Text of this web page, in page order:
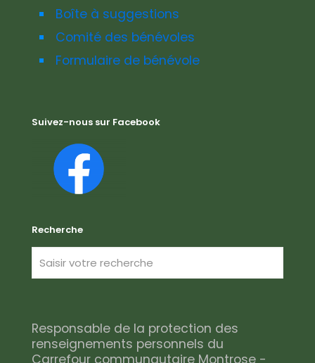
Boîte à suggestions
Comité des bénévoles
Formulaire de bénévole
Suivez-nous sur Facebook
Recherche
Responsable de la protection des
renseignements personnels du
Carrefour communautaire Montrose -